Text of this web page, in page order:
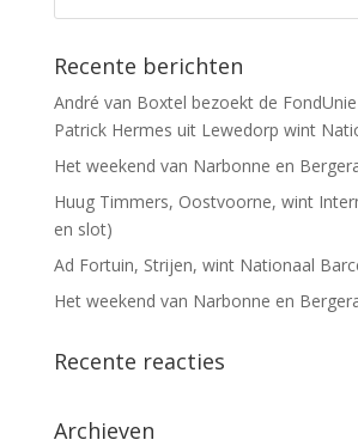
Recente berichten
André van Boxtel bezoekt de
Patrick Hermes uit Lewedorp wint
Het weekend van Narbonne en
Huug Timmers, Oostvoorne, wint
en slot)
Ad Fortuin, Strijen, wint Nationaal
Het weekend van Narbonne en
Recente reacties
Archieven